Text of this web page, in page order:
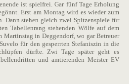
ist spielfrei. Gar fünf Tage Erholung
Erst am Montag wird es wieder zum
Dann stehen gleich zwei Spitzenspiele für
Tabellenrang stehenden Wölfe auf dem
Martinstag in Deggendorf, wo gar Betreuer
für den gesperrten Stefaniszin in die
dürfte. Zwi Tage später geht es
und amtierenden Meister EV